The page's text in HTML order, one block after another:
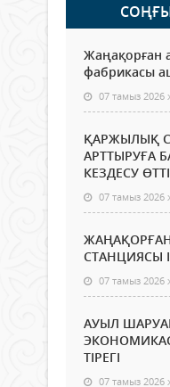
Жаңақорған
фабрикасы
07 тамыз 2026
ҚАРЖЫЛЫҚ
АРТТЫРУҒА
КЕЗДЕСУ ӨТТІ
07 тамыз 2026
СТАНЦИЯСЫ
07 тамыз 2026
АУЫЛ
ТІРЕГІ
07 тамыз 2026